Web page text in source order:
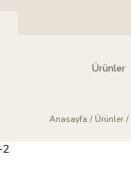
Ürünler
Anasayfa / Ürünler /